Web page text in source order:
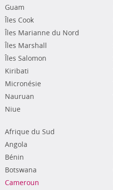
Guam
Îles Cook
Îles Marianne du Nord
Îles Marshall
Îles Salomon
Kiribati
Micronésie
Nauruan
Niue
Afrique du Sud
Angola
Bénin
Botswana
Cameroun